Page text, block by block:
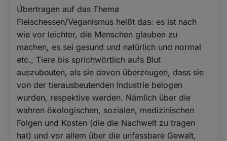
Übertragen auf das Thema
Fleischessen/Veganismus heißt das: es ist nach
wie vor leichter, die Menschen glauben zu
machen, es sei gesund und natürlich und normal
etc., Tiere bis sprichwörtlich aufs Blut
auszubeuten, als sie davon überzeugen, dass sie
von der tierausbeutenden Industrie belogen
wurden, respektive werden. Nämlich über die
wahren ökologischen, sozialen, medizinischen
Folgen und Kosten (die die Nachwelt zu tragen
hat) und vor allem über die unfassbare Gewalt,